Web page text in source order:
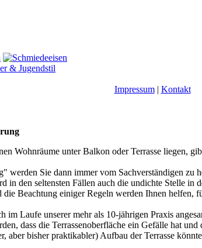
& Jugendstil
Impres­sum| Kontakt
Wohnräume unter Balkon oder Terrasse liegen,
werden Sie dann immer vom Sachverständigen zu
in den seltensten Fällen auch die undichte Stelle in
Beachtung einiger Regeln werden Ihnen helfen,
im Laufe unserer mehr als 10-jährigen Praxis
dass die Terrassenoberfläche ein Gefälle hat
aber bisher praktikabler) Aufbau der Terrasse